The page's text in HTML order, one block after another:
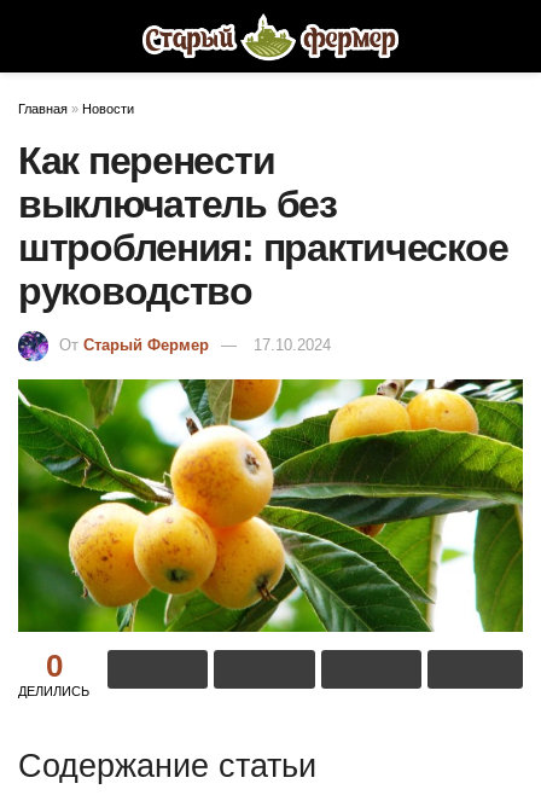
Главная » Новости
Как перенести
выключатель без
штробления: практическое
руководство
От Старый Фермер 17.10.2024
0
ДЕЛИЛИСЬ
Содержание статьи